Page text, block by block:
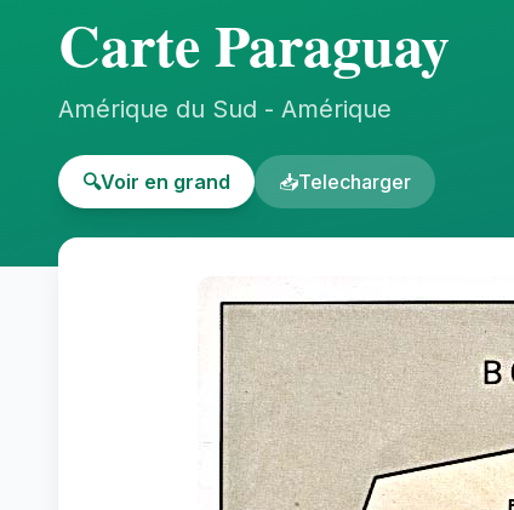
Carte Paraguay
Amérique du Sud - Amérique
🔍Voir en grand 📥Telecharger